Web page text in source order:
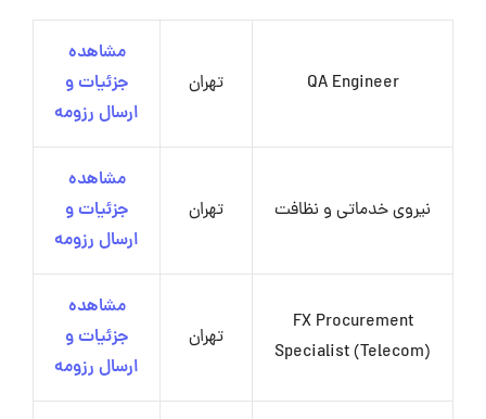
QA Engineer تهران
مشاهده
جزئیات و
ارسال رزومه
نیروی خدماتی و نظافت تهران
مشاهده
جزئیات و
ارسال رزومه
FX Procurement
Specialist (Telecom)
تهران
مشاهده
جزئیات و
ارسال رزومه